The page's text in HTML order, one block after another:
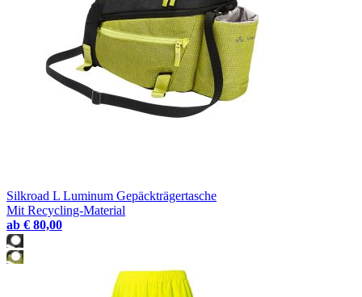
Silkroad L Luminum Gepäckträgertasche
Mit Recycling-Material
ab € 80,00